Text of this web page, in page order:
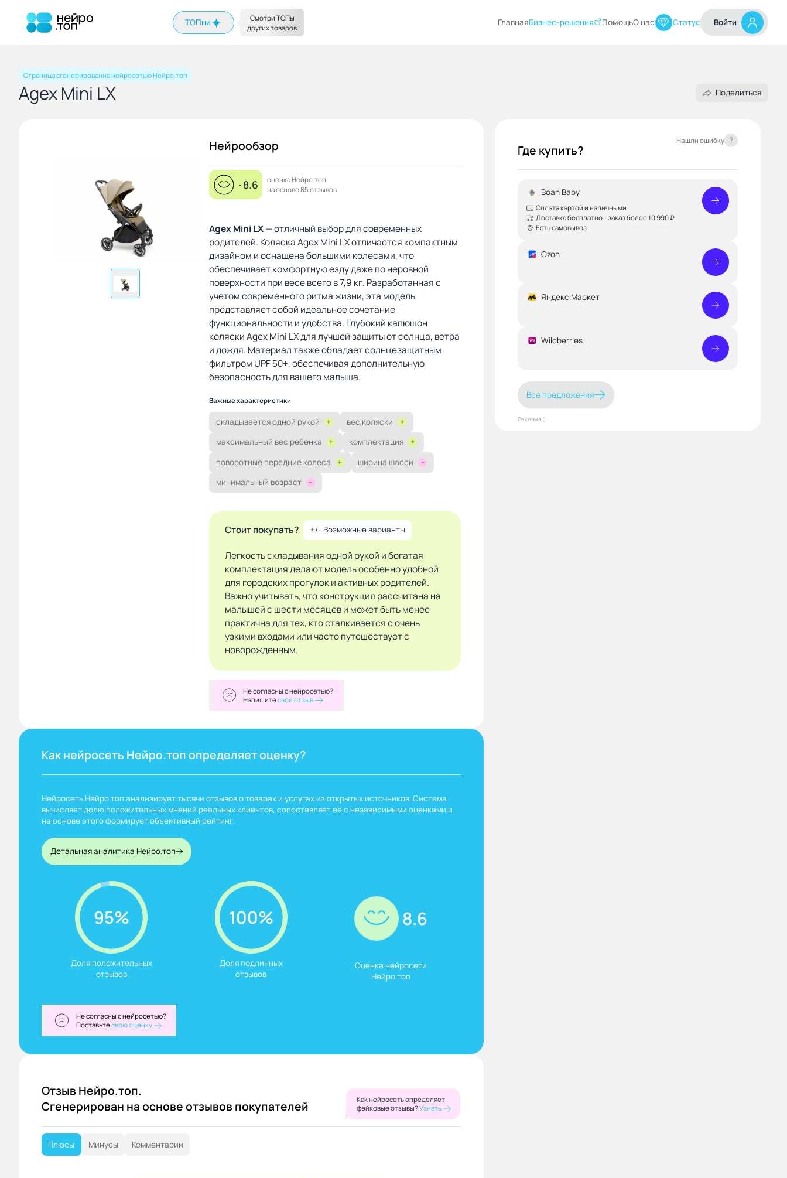
На главную ТОПни ГлавнаяБизнес-решения ПомощьО нас Статус Войти
Страница сгенерированна нейросетью Нейро.топ
Agex Mini LX Поделиться
Нейрообзор
· 8.6
оценка Нейро.топ
на основе 85 отзывов
Agex Mini LX— отличный выбор для современных
родителей. Коляска Agex Mini LX отличается компактным
дизайном и оснащена большими колесами, что
обеспечивает комфортную езду даже по неровной
поверхности при весе всего в 7,9 кг. Разработанная с
учетом современного ритма жизни, эта модель
представляет собой идеальное сочетание
функциональности и удобства. Глубокий капюшон
коляски Agex Mini LX для лучшей защиты от солнца, ветра
и дождя. Материал также обладает солнцезащитным
фильтром UPF 50+, обеспечивая дополнительную
безопасность для вашего малыша.
Важные характеристики
складывается одной рукой + вес коляски
+
максимальный вес ребенка
+ комплектация
+
поворотные передние колеса
+ ширина шасси
-
минимальный возраст
-
Стоит покупать? +/- Возможные варианты
Легкость складывания одной рукой и богатая
комплектация делают модель особенно удобной
для городских прогулок и активных родителей.
Важно учитывать, что конструкция рассчитана на
малышей с шести месяцев и может быть менее
практична для тех, кто сталкивается с очень
узкими входами или часто путешествует с
новорожденным.
Не согласны с нейросетью?
Напишитесвой отзыв
Как нейросеть Нейро.топ определяет оценку?
Нейросеть Нейро.топ анализирует тысячи отзывов о товарах и услугах из открытых источников. Система
вычисляет долю положительных мнений реальных клиентов, сопоставляет её с независимыми оценками и
на основе этого формирует объективный рейтинг.
Детальная аналитика Нейро.топ
95%
Доля положительных
отзывов
100%
Доля подлинных
отзывов
8.6
Оценка нейросети
Нейро.топ
Не согласны с нейросетью?
Поставьтесвою оценку
Отзыв Нейро.топ.
Сгенерирован на основе отзывов покупателей
Как нейросеть определяет
фейковые отзывы?Узнать
Плюсы Минусы Комментарии
Где купить?
Нашли ошибку ?
Boan Baby
Оплата картой и наличными
Доставка бесплатно - заказ более 10 990 ₽
Есть самовывоз
Ozon
Яндекс.Маркет
Wildberries
Все предложения
Реклама⋮
Смотри ТОПы
других товаров